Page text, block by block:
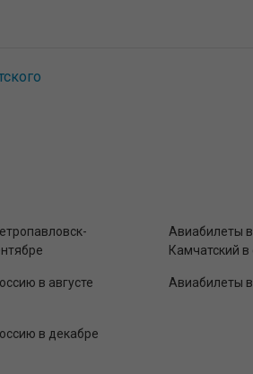
Авиабилеты
Камчатский в
в августе Авиабилеты
в декабре